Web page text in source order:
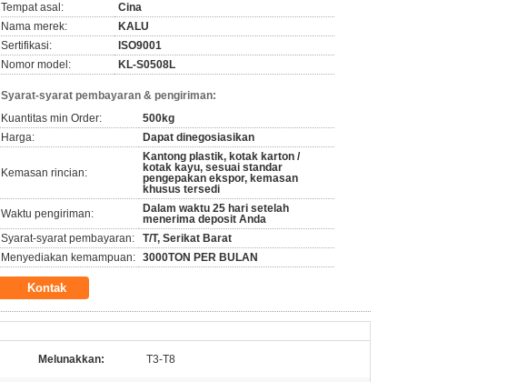
Tempat asal:
Cina
Nama merek:
KALU
Sertifikasi:
ISO9001
Nomor model:
KL-S0508L
Syarat-syarat pembayaran & pengiriman:
Kuantitas min Order:
500kg
Harga:
Dapat dinegosiasikan
Kemasan rincian:
Kantong plastik, kotak karton /
kotak kayu, sesuai standar
pengepakan ekspor, kemasan
khusus tersedi
Waktu pengiriman:
Dalam waktu 25 hari setelah
menerima deposit Anda
Syarat-syarat pembayaran:
T/T, Serikat Barat
Menyediakan kemampuan: 3000TON PER BULAN
Kontak
Melunakkan: T3-T8